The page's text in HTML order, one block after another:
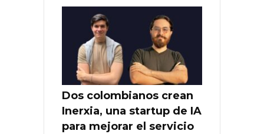
Dos colombianos crean
Inerxia, una startup de IA
para mejorar el servicio